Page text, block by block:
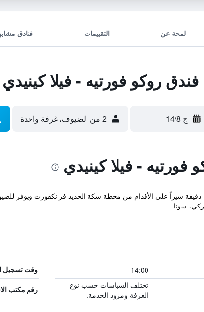
لمحة عن التقييمات فنادق
روكو فورتيه - فيلا كينيدي
ج 14/8 2 من الضيوف، غرفة واحدة
- فيلا كينيدي
سيراً على الأقدام من محطة سكة الحديد فرانكفورت ويوفر
سونا...
14:00 وقت تسجيل
تختلف السياسات حسب نوع
الغرفة ومزود الخدمة.
رقم مكتب